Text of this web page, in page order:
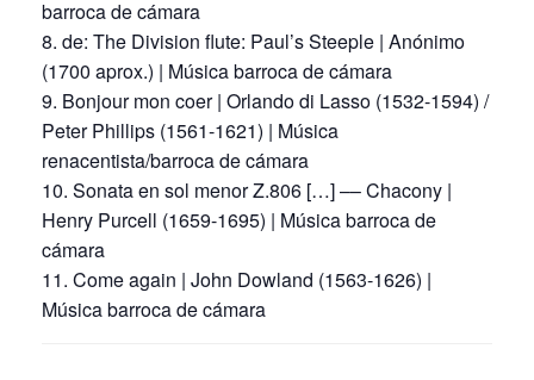
barroca de cámara
de: The Division flute: Paul’s Steeple | Anónimo
(1700 aprox.) | Música barroca de cámara
Bonjour mon coer | Orlando di Lasso (1532-1594) /
Peter Phillips (1561-1621) | Música
renacentista/barroca de cámara
Sonata en sol menor Z.806 […] –– Chacony |
Henry Purcell (1659-1695) | Música barroca de
cámara
Come again | John Dowland (1563-1626) |
Música barroca de cámara